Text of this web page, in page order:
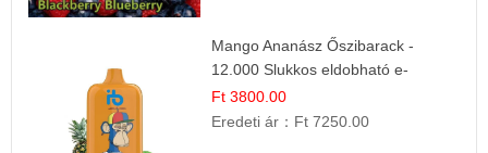
Mango Ananász Őszibarack -
12.000 Slukkos eldobható e-
Cigaretta
Ft 3800.00
Eredeti ár： Ft 7250.00